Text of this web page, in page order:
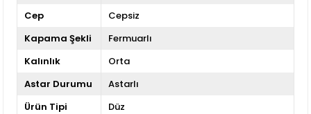
Cep
Cepsiz
Kapama Şekli
Fermuarlı
Kalınlık
Orta
Astar Durumu
Astarlı
Ürün Tipi
Düz